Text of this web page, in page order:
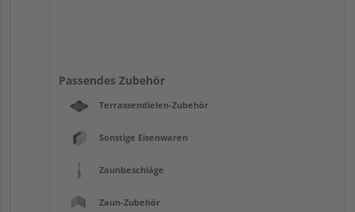
Passendes Zubehör
Terrassendielen-Zubehör
Sonstige Eisenwaren
Zaunbeschläge
Zaun-Zubehör